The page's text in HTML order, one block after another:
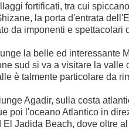
fortificati, tra cui
la porta d'entrata
da imponenti e spettacolari
la belle ed interessante
sud si va a visitare la valle
è talmente particolare da
Agadir, sulla costa
poi l'oceano Atlantico in
Jadida Beach, dove oltre